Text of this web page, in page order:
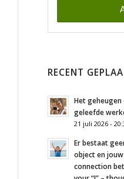
RECENT
Het
geleefde
21 juli 2026 -
Er bestaat
object en jouw
connection